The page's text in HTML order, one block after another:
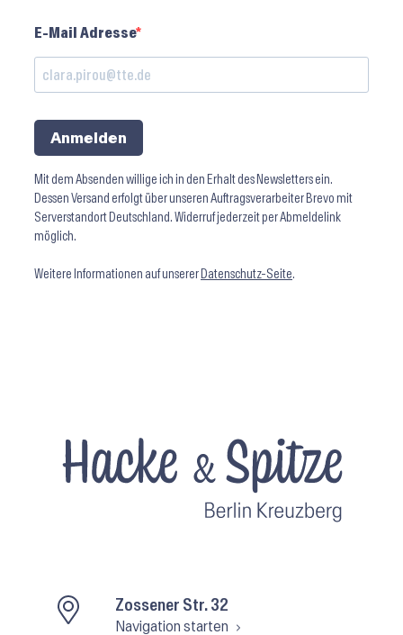
E-Mail Adresse
Anmelden
Mit dem Absenden willige ich in den Erhalt des Newsletters ein.
Dessen Versand erfolgt über unseren Auftragsverarbeiter Brevo mit
Serverstandort Deutschland. Widerruf jederzeit per Abmeldelink
möglich.
Weitere Informationen auf unserer Datenschutz-Seite.
Zossener Str. 32
Navigation starten